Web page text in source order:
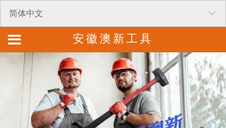
끀
首页
关于我们
产品中心
新闻资讯
安徽澳新工具
ꀅ
简体中文